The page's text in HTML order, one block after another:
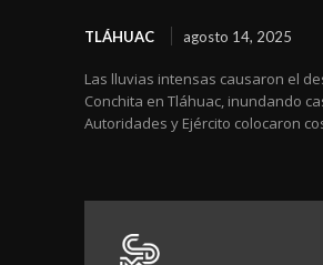
TLÁHUAC agosto 14, 2025
Las lluvias intensas causaron el
Conchita en Tláhuac, inundando
Autoridades y Ejército colocaron